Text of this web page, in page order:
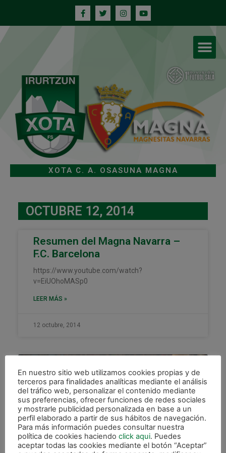
XOTA C. A. OSASUNA MAGNA
OCTUBRE 12, 2014
Resumen del Magna Navarra –
F.C. Barcelona
https://www.youtube.com/watch?
v=EiUOhoMASp0
LEER MÁS »
12 octubre, 2014
XOTA
En nuestro sitio web utilizamos cookies propias y de
terceros para finalidades analíticas mediante el análisis
del tráfico web, personalizar el contenido mediante
sus preferencias, ofrecer funciones de redes sociales
y mostrarle publicidad personalizada en base a un
perfil elaborado a partir de sus hábitos de navegación.
Para más información puedes consultar nuestra
política de cookies haciendo click aqui. Puedes
aceptar todas las cookies mediante el botón “Aceptar”